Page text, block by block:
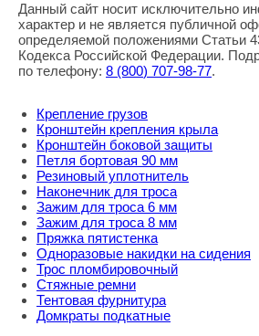
Данный сайт носит исключительно
характер и не является публичной
определяемой положениями Статьи
Кодекса Российской Федерации.
по телефону: 8 (800) 707-98-77.
Крепление грузов
Кронштейн крепления крыла
Кронштейн боковой защиты
Петля бортовая 90 мм
Резиновый уплотнитель
Наконечник для троса
Зажим для троса 6 мм
Зажим для троса 8 мм
Пряжка пятистенка
Одноразовые накидки на сидения
Трос пломбировочный
Стяжные ремни
Тентовая фурнитура
Домкраты подкатные